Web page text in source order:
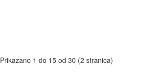
Prikazano 1 do 15 od 30 (2 stranica)